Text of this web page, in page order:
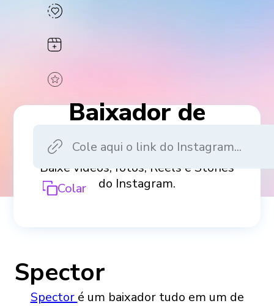
Baixador de
Instagram
Baixe vídeos, fotos, Reels e Stories
do Instagram.
Colar
Spector
Spector é um baixador tudo em um de